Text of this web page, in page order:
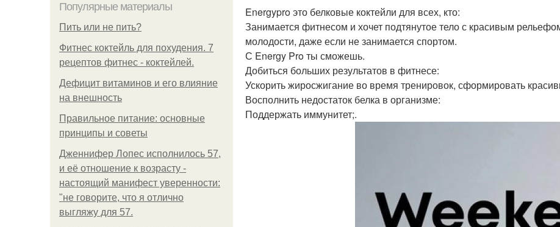
Популярные материалы
Пить или не пить?
Фитнес коктейль для похудения. 7
рецептов фитнес - коктейлей.
Дефицит витаминов и его влияние
на внешность
Правильное питание: основные
принципы и советы
Дженнифер Лопес исполнилось 57,
и её отношение к возрасту -
настоящий манифест уверенности:
"не говорите, что я отлично
выгляжу для 57.
Energypro это белковые коктейли для всех, кто:
Занимается фитнесом и хочет подтянутое тело с красивым
молодости, даже если не занимается спортом.
С Energy Pro ты сможешь.
Добиться больших результатов в фитнесе:
Ускорить жиросжигание во время тренировок, сформировать
Восполнить недостаток белка в организме:
Поддержать иммунитет;.